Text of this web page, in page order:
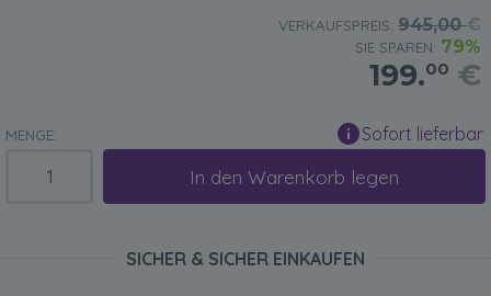
VERKAUFSPREIS: 945,00€
SIE SPAREN: 79%
199.00 €
MENGE: Sofort lieferbar
In den Warenkorb legen
SICHER & SICHER EINKAUFEN